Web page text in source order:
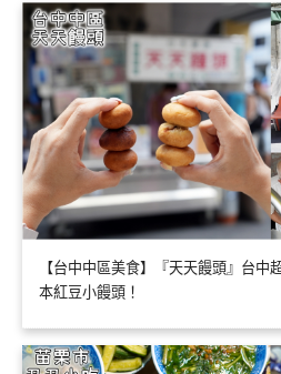
【台中中區美食】『天天饅頭』台中
本紅豆小饅頭！